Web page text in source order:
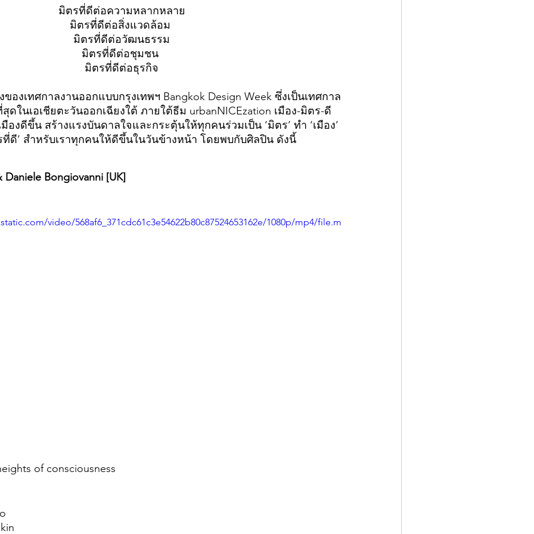
มิตรที่ดีต่อความหลากหลาย
มิตรที่ดีต่อสิ่งแวดล้อม
มิตรที่ดีต่อวัฒนธรรม
มิตรที่ดีต่อชุมชน
มิตรที่ดีต่อธุรกิจ
องเทศกาลงานออกแบบกรุงเทพฯ Bangkok Design Week ซึ่งเป็นเทศกาล
ในเอเชียตะวันออกเฉียงใต้ ภายใต้ธีม urbanNICEzation เมือง-มิตร-ดี
องดีขึ้น สร้างแรงบันดาลใจและกระตุ้นให้ทุกคนร่วมเป็น ‘มิตร’ ทำ ‘เมือง’
ที่ดี’ สำหรับเราทุกคนให้ดีขึ้นในวันข้างหน้า โดยพบกับศิลปิน ดังนี้
Daniele Bongiovanni [UK]
video/568af6_371cdc61c3e54622b80c87524653162e/1080p/mp4/file.m
of consciousness